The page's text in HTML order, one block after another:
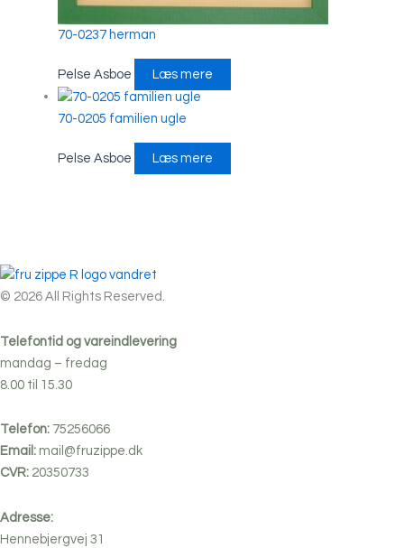
70-0237 herman
Pelse Asboe Læs mere
70-0205 familien ugle
Pelse Asboe Læs mere
© 2026 All Rights Reserved.
Telefontid og vareindlevering
mandag – fredag
8.00 til 15.30
Telefon: 75256066
Email: mail@fruzippe.dk
CVR: 20350733
Adresse:
Hennebjergvej 31